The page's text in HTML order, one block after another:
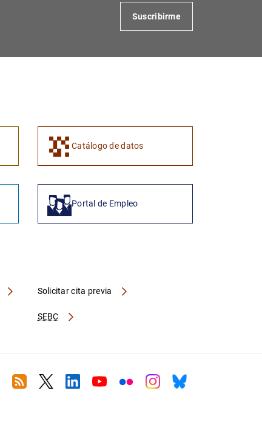
Suscribirme
Catálogo de datos
Portal de Empleo
SEBC
Solicitar cita previa
RSS TwitterLinkedin
YoutubeFlickrInstagram
Bluesky